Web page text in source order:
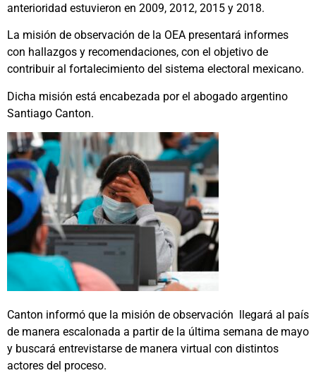
anterioridad estuvieron en 2009, 2012, 2015 y 2018.
La misión de observación de la OEA presentará informes
con hallazgos y recomendaciones, con el objetivo de
contribuir al fortalecimiento del sistema electoral mexicano.
Dicha misión está encabezada por el abogado argentino
Santiago Canton.
Canton informó que la misión de observación llegará al país
de manera escalonada a partir de la última semana de mayo
y buscará entrevistarse de manera virtual con distintos
actores del proceso.